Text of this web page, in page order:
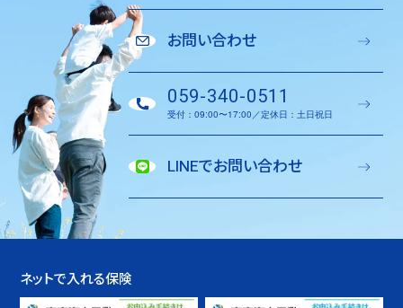
お問い合わせ
059-340-0511
受付：09:00〜17:00／定休日：土日祝日
LINEでお問い合わせ
ネットで入れる保険